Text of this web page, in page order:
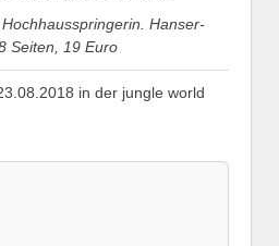
Hanser-
Seiten, 19 Euro
in der jungle world